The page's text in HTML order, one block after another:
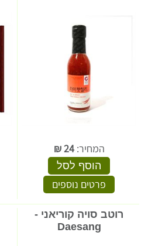
המחיר:24
₪
הוסף לסל
פרטים נוספים
רוטב סויה קוריאני -
Daesang